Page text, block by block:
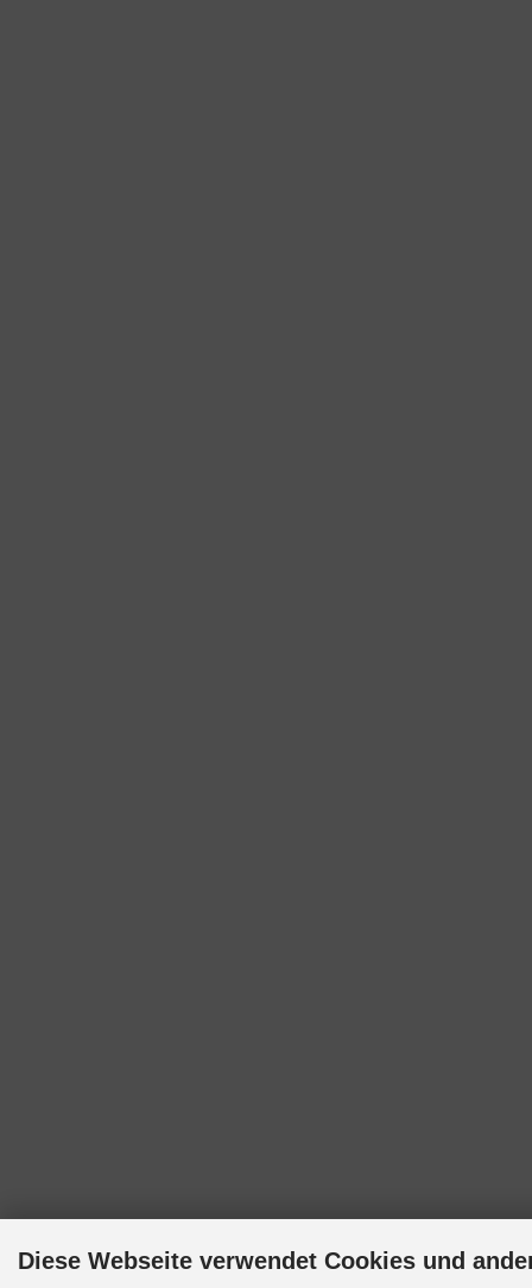
Diese Webseite verwendet Cookies und